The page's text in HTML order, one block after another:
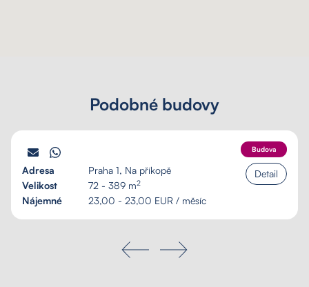
Podobné budovy
PALÁC SCHILLER
Budova
Adresa
Praha 1, Na příkopě
Velikost
72 - 389 m2
Nájemné 23,00 - 23,00 EUR / měsíc
Detail